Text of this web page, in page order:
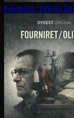
Fourniret / Olivier